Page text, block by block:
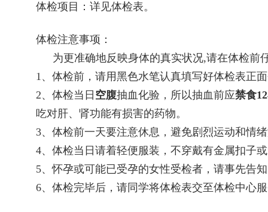
体检项目：详见体检表。
体检注意事项：
为更准确地反映身体的真实状况,请在体检前
1、体检前，请用黑色水笔认真填写好体检表正
2、体检当日 空腹抽血化验，所以抽血前应禁食12
吃对肝、肾功能有损害的药物。
3、体检前一天要注意休息，避免剧烈运动和情
4、体检当日请着轻便服装，不穿戴有金属扣子
5、怀孕或可能已受孕的女性受检者，请事先告
6、体检完毕后，请同学将体检表交至体检中心